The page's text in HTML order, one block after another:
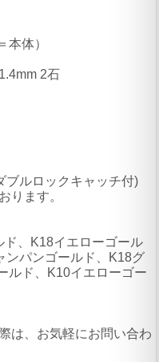
本体）
2石
ブルロックキャッチ付)
ります。
、K18イエローゴール
ンパンゴールド、K18グ
ルド、K10イエローゴー
は、お気軽にお問い合わ